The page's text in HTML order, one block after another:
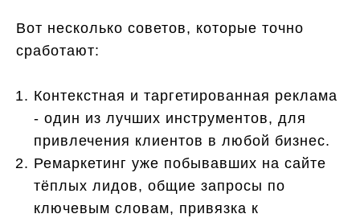
Вот несколько советов, которые точно
сработают:
Контекстная и таргетированная реклама
- один из лучших инструментов, для
привлечения клиентов в любой бизнес.
Ремаркетинг уже побывавших на сайте
тёплых лидов, общие запросы по
ключевым словам, привязка к